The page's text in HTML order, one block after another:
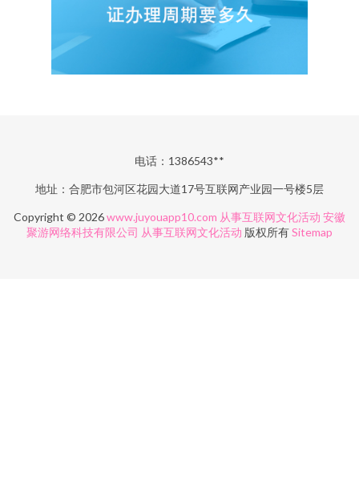
电话：1386543**
地址：合肥市包河区花园大道17号互联网产业园一号楼5层
Copyright © 2026www.juyouapp10.com 从事互联网文化活动 安徽
聚游网络科技有限公司 从事互联网文化活动 版权所有Sitemap